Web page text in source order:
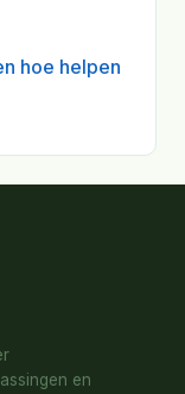
hoe helpen
en